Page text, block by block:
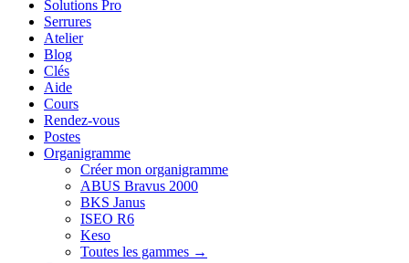
Solutions Pro
Serrures
Atelier
Blog
Clés
Aide
Cours
Rendez-vous
Postes
Organigramme
Créer mon organigramme
ABUS Bravus 2000
BKS Janus
ISEO R6
Keso
Toutes les gammes →